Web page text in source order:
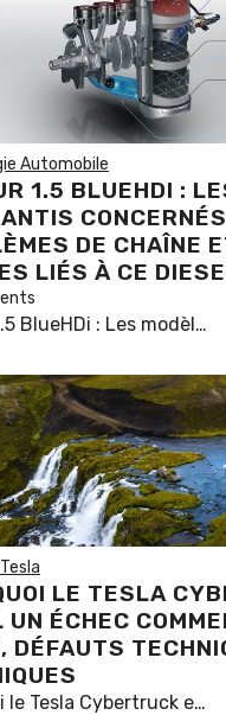
Automobile
1.5 BLUEHDI :
DE CHAÎNE
LIÉS À CE
BlueHDi : Les modèl…
LE TESLA
ÉCHEC
DÉFAUTS
le Tesla Cybertruck e…